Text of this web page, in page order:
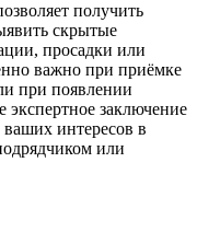
получить
скрытые
просадки или
важно при приёмке
при появлении
заключение
интересов в
или